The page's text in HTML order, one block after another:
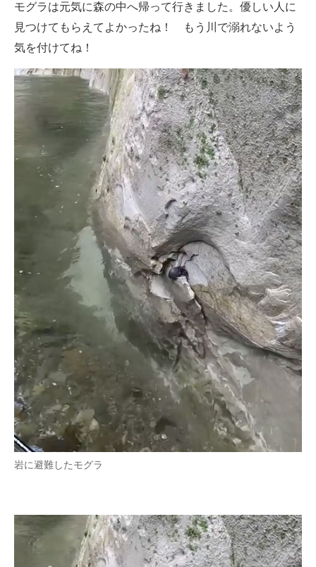
モグラは元気に森の中へ帰って行きました。優しい人に
見つけてもらえてよかったね！ もう川で溺れないよう
気を付けてね！
岩に避難したモグラ